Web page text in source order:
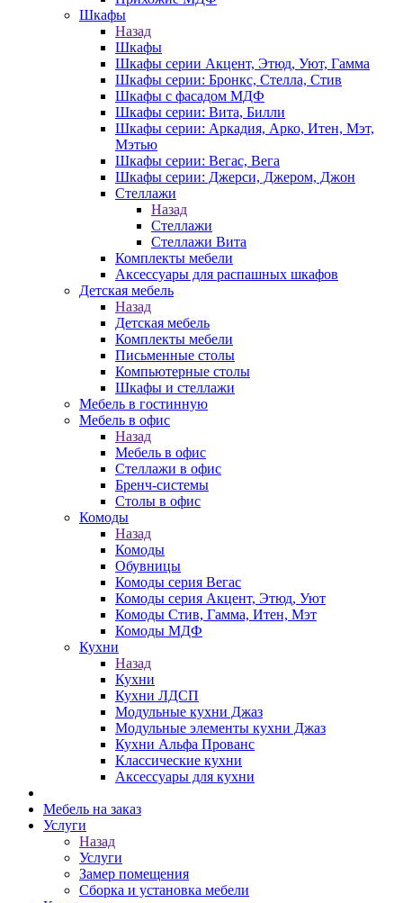
Шкафы
Назад
Шкафы
Шкафы серии Акцент, Этюд, Уют, Гамма
Шкафы серии: Бронкс, Стелла, Стив
Шкафы с фасадом МДФ
Шкафы серии: Вита, Билли
Шкафы серии: Аркадия, Арко, Итен, Мэт,
Мэтью
Шкафы серии: Вегас, Вега
Шкафы серии: Джерси, Джером, Джон
Стеллажи
Назад
Стеллажи
Стеллажи Вита
Комплекты мебели
Аксессуары для распашных шкафов
Детская мебель
Назад
Детская мебель
Комплекты мебели
Письменные столы
Компьютерные столы
Шкафы и стеллажи
Мебель в гостинную
Мебель в офис
Назад
Мебель в офис
Стеллажи в офис
Бренч-системы
Столы в офис
Комоды
Назад
Комоды
Обувницы
Комоды серия Вегас
Комоды серия Акцент, Этюд, Уют
Комоды Стив, Гамма, Итен, Мэт
Комоды МДФ
Кухни
Назад
Кухни
Кухни ЛДСП
Модульные кухни Джаз
Модульные элементы кухни Джаз
Кухни Альфа Прованс
Классические кухни
Аксессуары для кухни
Мебель на заказ
Услуги
Назад
Услуги
Замер помещения
Сборка и установка мебели